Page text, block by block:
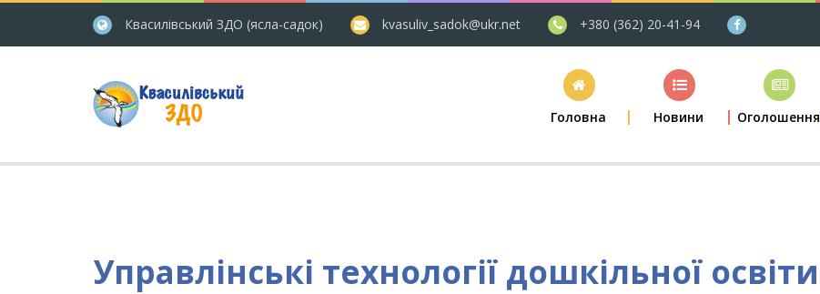
Квасилівський ЗДО (ясла-садок) kvasuliv_sadok@ukr.net +380 (362) 20-41-94
Головна Новини Оголошення
Управлінські технології дошкільної освіти